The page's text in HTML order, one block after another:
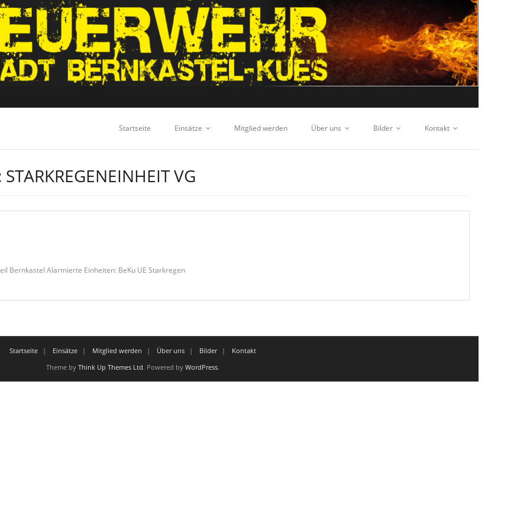
Startseite Einsätze Mitglied werden Über uns Bilder Kontakt
STARKREGENEINHEIT VG
Bernkastel Alarmierte Einheiten: BeKu UE Starkregen
Startseite Einsätze Mitglied werden Über uns Bilder
Kontakt
Theme by Think Up Themes Ltd. Powered by WordPress.